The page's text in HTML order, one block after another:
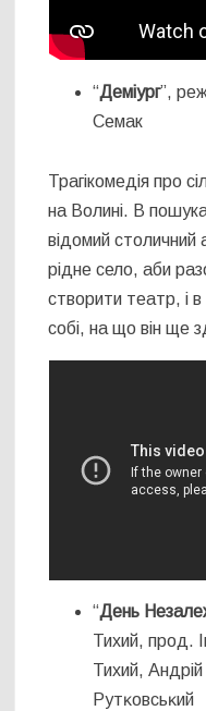
“Деміург”,
Семак
Трагікомедія про
на Волині. В
відомий
рідне село, аби
створити театр, і
собі, на що він ще
“День
Тихий, прод.
Тихий,
Рутĸовсьĸий